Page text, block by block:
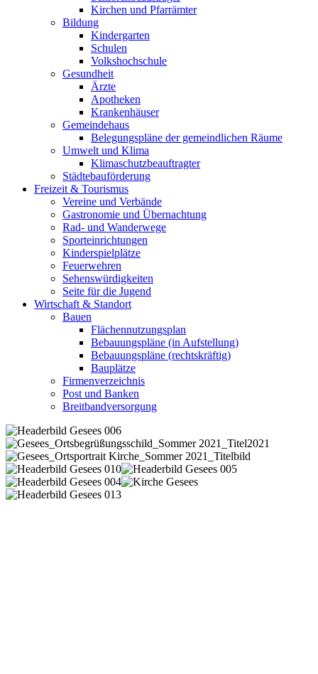
Kirchen und Pfarrämter
Bildung
Kindergarten
Schulen
Volkshochschule
Gesundheit
Ärzte
Apotheken
Krankenhäuser
Gemeindehaus
Belegungspläne der gemeindlichen Räume
Umwelt und Klima
Klimaschutzbeauftragter
Städtebauförderung
Freizeit & Tourismus
Vereine und Verbände
Gastronomie und Übernachtung
Rad- und Wanderwege
Sporteinrichtungen
Kinderspielplätze
Feuerwehren
Sehenswürdigkeiten
Seite für die Jugend
Wirtschaft & Standort
Bauen
Flächennutzungsplan
Bebauungspläne (in Aufstellung)
Bebauungspläne (rechtskräftig)
Bauplätze
Firmenverzeichnis
Post und Banken
Breitbandversorgung